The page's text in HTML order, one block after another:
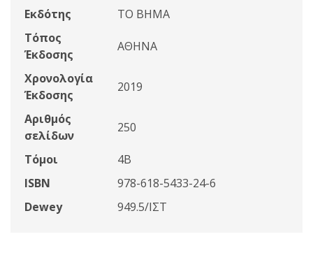
Εκδότης
ΤΟ ΒΗΜΑ
Τόπος
Έκδοσης
ΑΘΗΝΑ
Χρονολογία
Έκδοσης
2019
Αριθμός
σελίδων
250
Τόμοι
4Β
ISBN
978-618-5433-24-6
Dewey
949.5/ΙΣΤ